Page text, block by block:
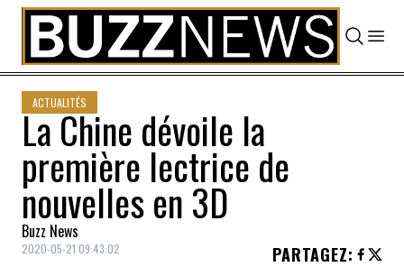
Skip to content
ACTUALITÉS
La Chine dévoile la
première lectrice de
nouvelles en 3D
Buzz News
2020-05-21 09:43:02 PARTAGEZ: